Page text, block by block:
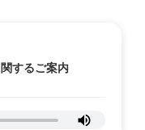
するご案内